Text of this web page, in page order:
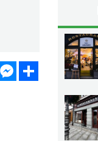
WhatsAppMessenger
Share